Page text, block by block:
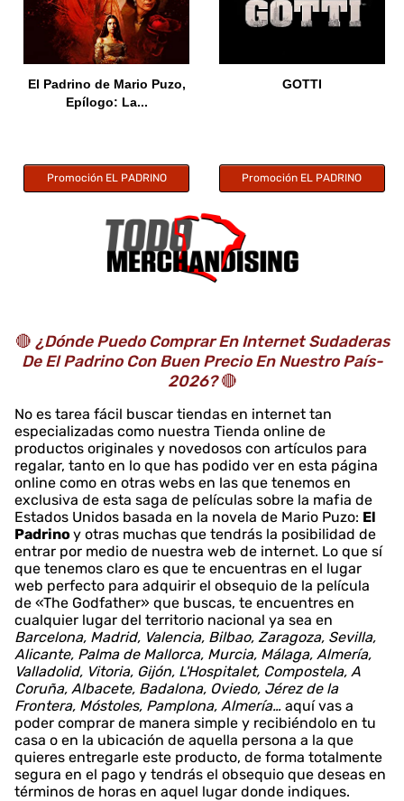
El Padrino de Mario Puzo,
Epílogo: La...
Promoción EL PADRINO
GOTTI
Promoción EL PADRINO
🔴 ¿Dónde Puedo Comprar En Internet Sudaderas
De El Padrino Con Buen Precio En Nuestro País-
2026?🔴
No es tarea fácil buscar tiendas en internet tan
especializadas como nuestra Tienda online de
productos originales y novedosos con artículos para
regalar, tanto en lo que has podido ver en esta página
online como en otras webs en las que tenemos en
exclusiva de esta saga de películas sobre la mafia de
Estados Unidos basada en la novela de Mario Puzo: El
Padrinoy otras muchas que tendrás la posibilidad de
entrar por medio de nuestra web de internet. Lo que sí
que tenemos claro es que te encuentras en el lugar
web perfecto para adquirir el obsequio de la película
de «The Godfather» que buscas, te encuentres en
cualquier lugar del territorio nacional ya sea en
Barcelona, Madrid, Valencia, Bilbao, Zaragoza, Sevilla,
Alicante, Palma de Mallorca, Murcia, Málaga, Almería,
Valladolid, Vitoria, Gijón, L'Hospitalet, Compostela, A
Coruña, Albacete, Badalona, Oviedo, Jérez de la
Frontera, Móstoles, Pamplona, Almería… aquí vas a
poder comprar de manera simple y recibiéndolo en tu
casa o en la ubicación de aquella persona a la que
quieres entregarle este producto, de forma totalmente
segura en el pago y tendrás el obsequio que deseas en
términos de horas en aquel lugar donde indiques.